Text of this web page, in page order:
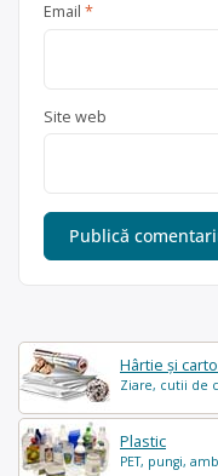
Hârtie și
Ziare, cutii de
Plastic
PET, pungi,
Email *
Site web